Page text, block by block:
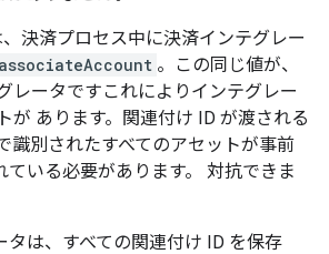
、決済プロセス中に決済インテグレー
associateAccount 。この同じ値が、
レータですこれによりインテグレー
が あります。関連付け ID が渡される
識別されたすべてのアセットが事前
ている必要があります。 対抗できま
タは、すべての関連付け ID を保存